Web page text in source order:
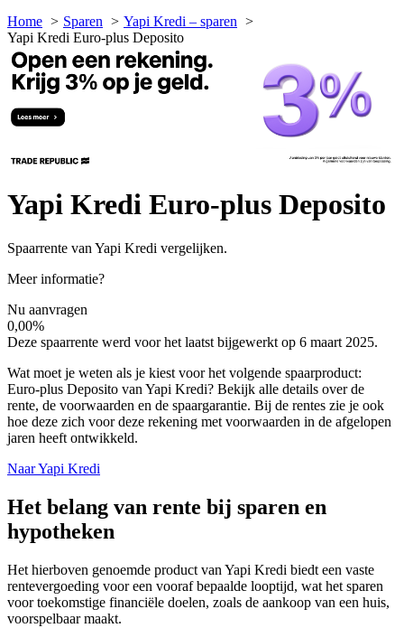
Home
Sparen
Yapi Kredi – sparen
Yapi Kredi Euro-plus Deposito
Yapi Kredi Euro-plus Deposito
Spaarrente van Yapi Kredi vergelijken.
Meer informatie?
Nu aanvragen
0,00%
Deze spaarrente werd voor het laatst bijgewerkt op 6 maart 2025.
Wat moet je weten als je kiest voor het volgende spaarproduct:
Euro-plus Deposito van Yapi Kredi? Bekijk alle details over de
rente, de voorwaarden en de spaargarantie. Bij de rentes zie je ook
hoe deze zich voor deze rekening met voorwaarden in de afgelopen
jaren heeft ontwikkeld.
Naar Yapi Kredi
Het belang van rente bij sparen en
hypotheken
Het hierboven genoemde product van Yapi Kredi biedt een vaste
rentevergoeding voor een vooraf bepaalde looptijd, wat het sparen
voor toekomstige financiële doelen, zoals de aankoop van een huis,
voorspelbaar maakt.